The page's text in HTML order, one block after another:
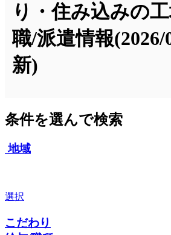
り・住み込みの
職/派遣情報(2026/
新)
条件を選んで検索
地域
選択
こだわり